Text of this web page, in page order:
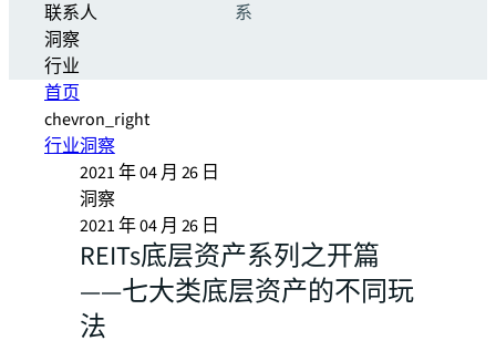
联系人
洞察
行业
系
首页
chevron_right
行业洞察
2021 年 04 月 26 日
洞察
2021 年 04 月 26 日
REITs底层资产系列之开篇
——七大类底层资产的不同玩
法